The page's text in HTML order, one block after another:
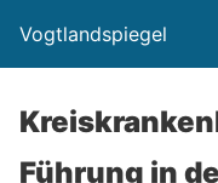
Vogtlandspiegel
Führung in